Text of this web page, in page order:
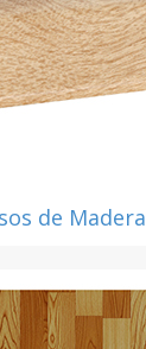
de Madera